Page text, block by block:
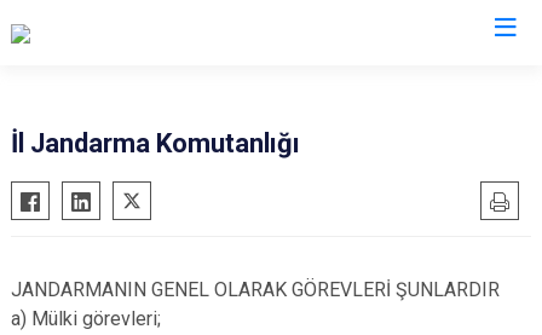
İl Jandarma Komutanlığı
JANDARMANIN GENEL OLARAK GÖREVLERİ ŞUNLARDIR
a) Mülki görevleri;